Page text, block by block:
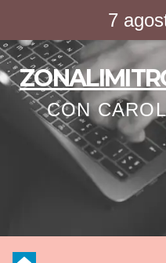
contenido
7
CON